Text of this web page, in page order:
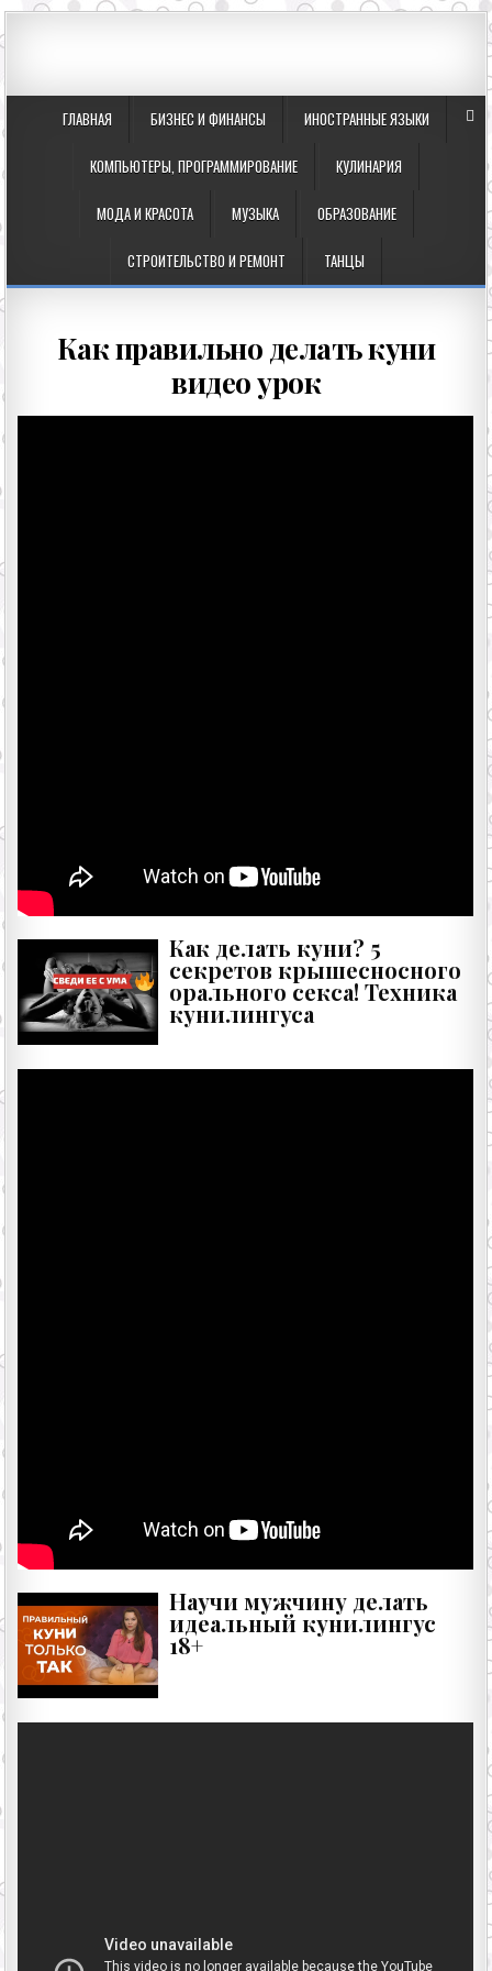
ГЛАВНАЯ БИЗНЕС И ФИНАНСЫ ИНОСТРАННЫЕ ЯЗЫКИ
КОМПЬЮТЕРЫ, ПРОГРАММИРОВАНИЕ КУЛИНАРИЯ
МОДА И КРАСОТА МУЗЫКА ОБРАЗОВАНИЕ
СТРОИТЕЛЬСТВО И РЕМОНТ ТАНЦЫ
Как правильно делать куни
видео урок
Как делать куни? 5
секретов крышесносного
орального секса! Техника
кунилингуса
Научи мужчину делать
идеальный кунилингус
18+